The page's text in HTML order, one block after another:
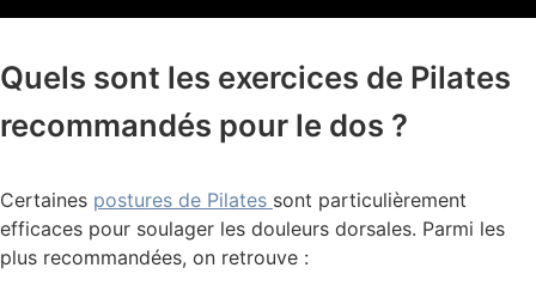
Quels sont les exercices de Pilates
recommandés pour le dos ?
Certaines postures de Pilates sont particulièrement
efficaces pour soulager les douleurs dorsales. Parmi les
plus recommandées, on retrouve :